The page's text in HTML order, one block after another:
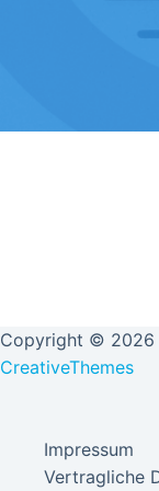
Copyright © 2026
CreativeThemes
Impressum
Vertragliche